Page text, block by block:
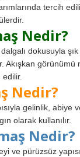
tercih
Nedir?
dokusuyla
Akışkan görünümü
edilir.
Nedir?
gelinlik, abiye
olarak kullanılır.
Nedir?
ve pürüzsüz